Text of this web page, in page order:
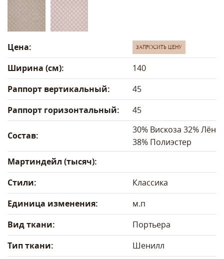
Цена: ЗАПРОСИТЬ ЦЕНУ
Ширина (см):
140
Раппорт вертикальный:
45
Раппорт горизонтальный:
45
Состав:
30% Вискоза 32% Лён
38% Полиэстер
Мартиндейл (тысяч):
Стили:
Классика
Единица изменения:
м.п
Вид ткани:
Портьера
Тип ткани:
Шенилл